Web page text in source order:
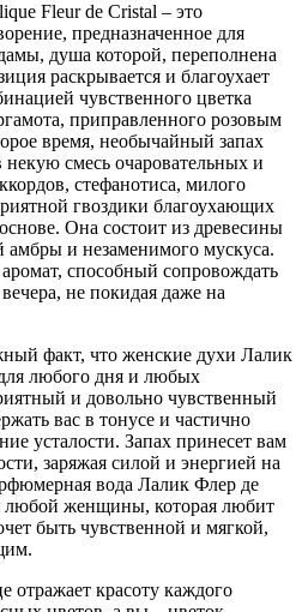
Fleur de Cristal – это
предназначенное для
душа которой, переполнена
раскрывается и благоухает
чувственного цветка
приправленного розовым
время, необычайный запах
некую смесь очаровательных и
стефанотиса, милого
гвоздики благоухающих
Она состоит из древесины
амбры и незаменимого мускуса.
способный сопровождать
не покидая даже на
факт, что женские духи Лалик
любого дня и любых
и довольно чувственный
вас в тонусе и частично
усталости. Запах принесет вам
заряжая силой и энергией на
вода Лалик Флер де
любой женщины, которая любит
быть чувственной и мягкой,
отражает красоту каждого